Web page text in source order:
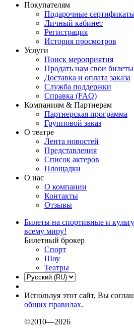
Покупателям
Подарочные
Личный кабинет
Регистрация
История просмотров
Услуги
Поиск мероприятия
Продать нам свои билеты
Доставка и оплата заказа
Служба поддержки
Справка (FAQ)
Компаниям & Партнерам
Партнерская программа
Групповой заказ
О театре
Лента новостей
Представления
Список актеров
Площадки
О нас
О компании
Контакты
Отзывы
Билеты на спортивные и
всему миру!
Билетный брокер
Спорт
Шоу
Театры
Используя этот сайт, Вы
общих правилах.
©2010—2026